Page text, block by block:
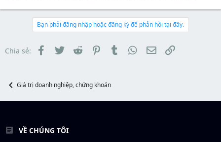
Bạn phải đăng nhập hoặc đăng ký để phản hồi tại đây.
Chia sẻ: Facebook
TwitterReddit PinterestTumblr WhatsApp
EmailLink
Giá trị doanh nghiệp, chứng khoán
VỀ CHÚNG TÔI